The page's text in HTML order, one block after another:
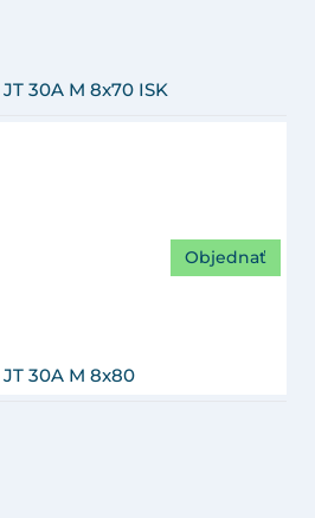
JT 30A M 8x70 ISK
JT 30A M 8x80
Objednať